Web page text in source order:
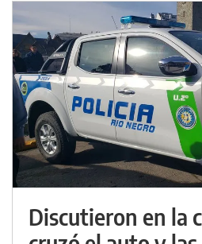
Discutieron en la